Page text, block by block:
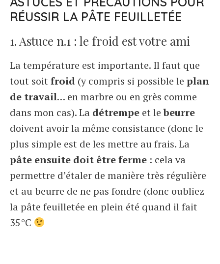
RÉUSSIR LA PÂTE FEUILLETÉE
1. Astuce n.1 : le froid est votre ami
La température est importante. Il faut que
tout soit froid (y compris si possible le plan
de travail… en marbre ou en grès comme
dans mon cas). La détrempe et lebeurre
doivent avoir la même consistance (donc le
plus simple est de les mettre au frais. La
pâte ensuite doit être ferme : cela va
permettre d’étaler de manière très régulière
et au beurre de ne pas fondre (donc oubliez
la pâte feuilletée en plein été quand il fait
35°C